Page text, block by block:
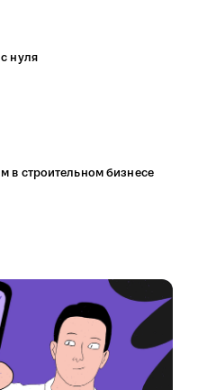
нуля
в строительном бизнесе